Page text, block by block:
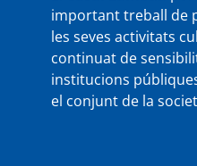
important treball de
les seves activitats
continuat de
institucions
el conjunt de la